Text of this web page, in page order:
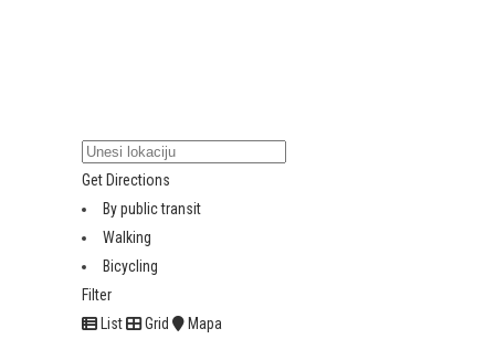
Get Directions
By public transit
Walking
Bicycling
Filter
List
Grid Mapa